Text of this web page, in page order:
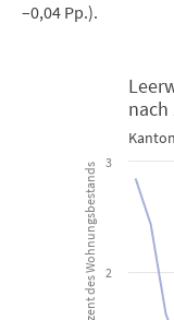
–0,04 Pp.).
Leerwohnungsziffer
Line chart with 6 lines.
Kanton Luzern
View as data
The chart has 1 X
in Prozent des Wohnungsbestands
nach
2
3